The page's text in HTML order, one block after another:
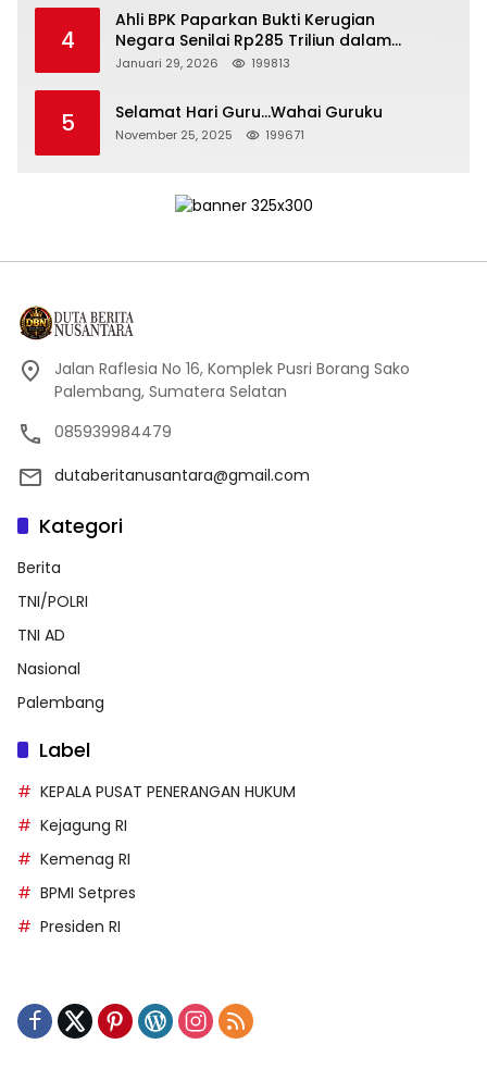
4
Ahli BPK Paparkan Bukti Kerugian
Negara Senilai Rp285 Triliun dalam
Persidangan Korupsi PT Pertamina
Januari 29, 2026 199813
5 Selamat Hari Guru…Wahai Guruku
November 25, 2025 199671
Jalan Raflesia No 16, Komplek Pusri Borang Sako
Palembang, Sumatera Selatan
085939984479
dutaberitanusantara@gmail.com
Kategori
Berita
TNI/POLRI
TNI AD
Nasional
Palembang
Label
KEPALA PUSAT PENERANGAN HUKUM
Kejagung RI
Kemenag RI
BPMI Setpres
Presiden RI